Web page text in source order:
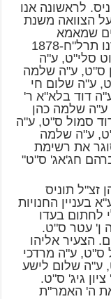
לראשונה אנו
הצוואה משנת
נסים שמאמא
המופיע בספר "משפט הירושה" ליוורנו תרל"ח-1878
סלי"ט, ע"ה
ס"ט, ע"ה שלמה
ע"ה שלום חי
דוד בלא"א ר'
ע"ה שלמה כהן
סמול ס"ט, ע"ה
ע"ה שלמה
את רשימת
חג'אג' ס"ט"
זצ"ל תוניס
ע"א בעניין החנויות
לחתום בעדו
ן' עטר ס"ט.
הצעיר אליהו
ס"ט, ע"ה מרדכי
שלום לישע
גיג' ס"ט.
ה' האמר"ת